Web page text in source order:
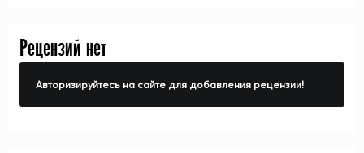
Рецензий нет
Авторизируйтесь на сайте для добавления рецензии!